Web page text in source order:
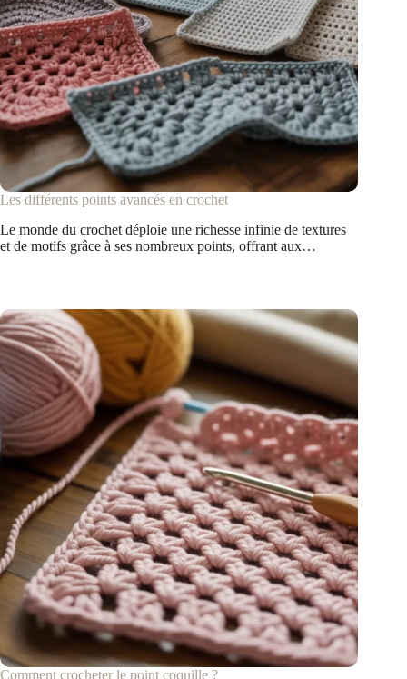
Les différents points avancés en crochet
Le monde du crochet déploie une richesse infinie de textures
et de motifs grâce à ses nombreux points, offrant aux…
Comment crocheter le point coquille ?